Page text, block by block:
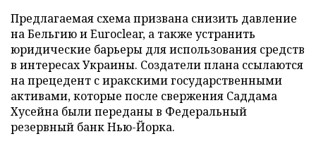
Предлагаемая схема призвана снизить давление
на Бельгию и Euroclear, а также устранить
юридические барьеры для использования средств
в интересах Украины. Создатели плана ссылаются
на прецедент с иракскими государственными
активами, которые после свержения Саддама
Хусейна были переданы в Федеральный
резервный банк Нью-Йорка.